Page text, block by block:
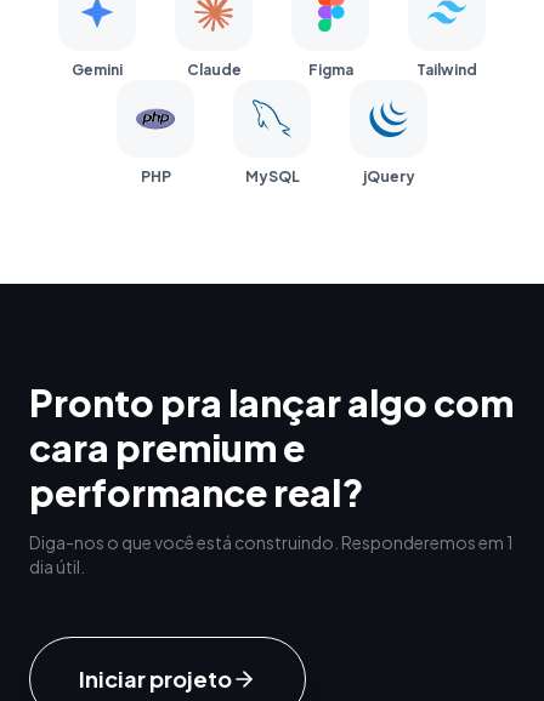
Gemini Claude Figma Tailwind
PHP MySQL jQuery
Pronto pra lançar algo com
cara premium e
performance real?
Diga-nos o que você está construindo. Responderemos em 1
dia útil.
Iniciar projeto